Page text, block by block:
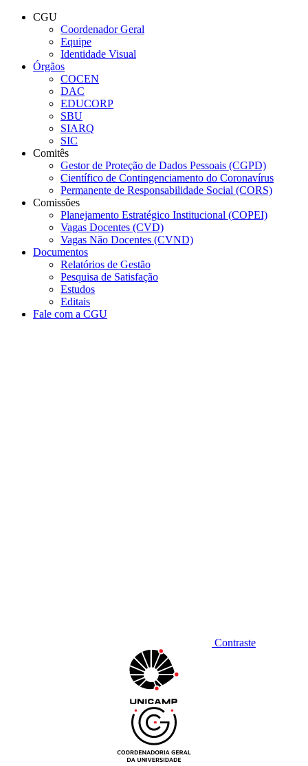
Conteúdo principal
CGU
Coordenador Geral
Equipe
Identidade Visual
Órgãos
COCEN
DAC
EDUCORP
SBU
SIARQ
SIC
Comitês
Gestor de Proteção de Dados Pessoais (CGPD)
Científico de Contingenciamento do Coronavírus
Permanente de Responsabilidade Social (CORS)
Comissões
Planejamento Estratégico Institucional (COPEI)
Vagas Docentes (CVD)
Vagas Não Docentes (CVND)
Documentos
Relatórios de Gestão
Pesquisa de Satisfação
Estudos
Editais
Fale com a CGU
Contraste